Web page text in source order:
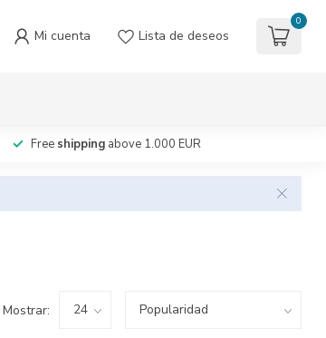
Mi cuenta Lista de deseos
0
Free shipping above 1.000 EUR
Mostrar: